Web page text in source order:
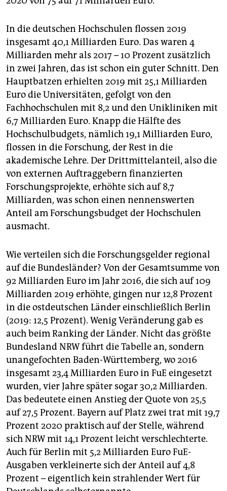
In die deutschen Hochschulen flossen 2019
insgesamt 40,1 Milliarden Euro. Das waren 4
Milliarden mehr als 2017 – 10 Prozent zusätzlich
in zwei Jahren, das ist schon ein guter Schnitt. Den
Hauptbatzen erhielten 2019 mit 25,1 Milliarden
Euro die Universitäten, gefolgt von den
Fachhochschulen mit 8,2 und den Unikliniken mit
6,7 Milliarden Euro. Knapp die Hälfte des
Hochschulbudgets, nämlich 19,1 Milliarden Euro,
flossen in die Forschung, der Rest in die
akademische Lehre. Der Drittmittelanteil, also die
von externen Auftraggebern finanzierten
Forschungsprojekte, erhöhte sich auf 8,7
Milliarden, was schon einen nennenswerten
Anteil am Forschungsbudget der Hochschulen
ausmacht.
Wie verteilen sich die Forschungsgelder regional
auf die Bundesländer? Von der Gesamtsumme von
92 Milliarden Euro im Jahr 2016, die sich auf 109
Milliarden 2019 erhöhte, gingen nur 12,8 Prozent
in die ostdeutschen Länder einschließlich Berlin
(2019: 12,5 Prozent). Wenig Veränderung gab es
auch beim Ranking der Länder. Nicht das größte
Bundesland NRW führt die Tabelle an, sondern
unangefochten Baden-Württemberg, wo 2016
insgesamt 23,4 Milliarden Euro in FuE eingesetzt
wurden, vier Jahre später sogar 30,2 Milliarden.
Das bedeutete einen Anstieg der Quote von 25,5
auf 27,5 Prozent. Bayern auf Platz zwei trat mit 19,7
Prozent 2020 praktisch auf der Stelle, während
sich NRW mit 14,1 Prozent leicht verschlechterte.
Auch für Berlin mit 5,2 Milliarden Euro FuE-
Ausgaben verkleinerte sich der Anteil auf 4,8
Prozent – eigentlich kein strahlender Wert für